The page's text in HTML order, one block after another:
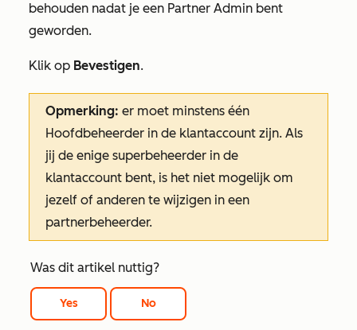
behouden nadat je een Partner Admin bent
geworden.
Klik op Bevestigen.
Opmerking: er moet minstens één
Hoofdbeheerder in de klantaccount zijn. Als
jij de enige superbeheerder in de
klantaccount bent, is het niet mogelijk om
jezelf of anderen te wijzigen in een
partnerbeheerder.
Was dit artikel nuttig?
Yes No